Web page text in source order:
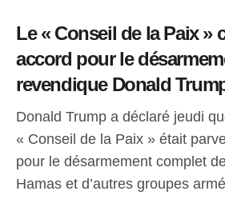
Le « Conseil de la Paix »
accord pour le
revendique Donald
Donald Trump a déclaré jeudi
« Conseil de la Paix » était
pour le désarmement complet
Hamas et d’autres groupes